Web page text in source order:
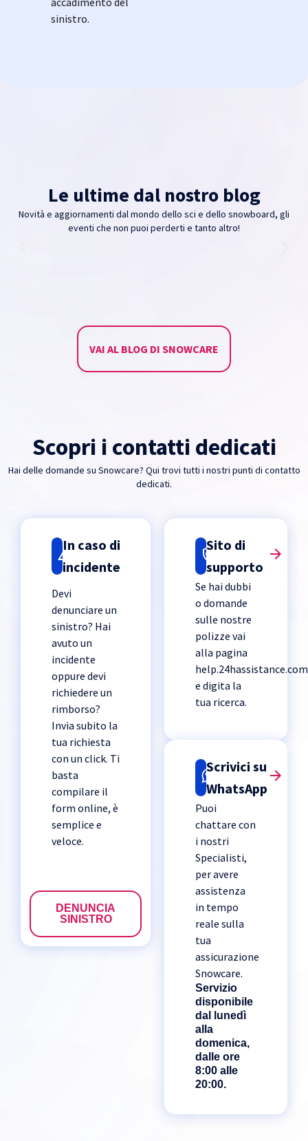
sinistro.
Le ultime dal nostro blog
Novità e aggiornamenti dal mondo dello sci e dello snowboard, gli
eventi che non puoi perderti e tanto altro!
VAI AL BLOG DI SNOWCARE
Scopri i contatti dedicati
Hai delle domande su Snowcare? Qui trovi tutti i nostri punti di contatto
dedicati.
In caso di
incidente
Devi
denunciare un
sinistro? Hai
avuto un
incidente
oppure devi
richiedere un
rimborso?
Invia subito la
tua richiesta
con un click. Ti
basta
compilare il
form online, è
semplice e
veloce.
DENUNCIA
SINISTRO
Sito di
supporto
Se hai dubbi
o domande
sulle nostre
polizze vai
alla pagina
help.24hassistance.com
e digita la
tua ricerca.
Scrivici su
WhatsApp
Puoi
chattare con
i nostri
Specialisti,
per avere
assistenza
in tempo
reale sulla
tua
assicurazione
Snowcare.
Servizio
disponibile
dal lunedì
alla
domenica,
dalle ore
8:00 alle
20:00.